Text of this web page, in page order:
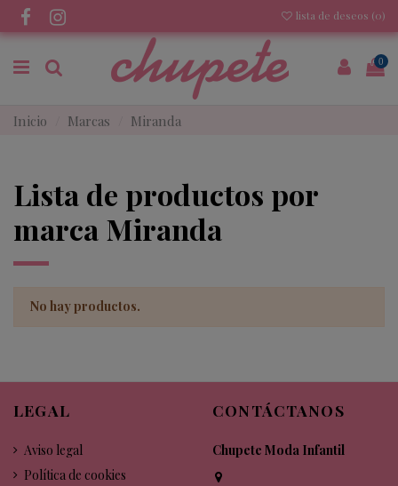
lista de deseos (0)
0
Inicio Marcas Miranda
Lista de productos por
marca Miranda
No hay productos.
LEGAL
Aviso legal
Política de cookies
CONTÁCTANOS
Chupete Moda Infantil